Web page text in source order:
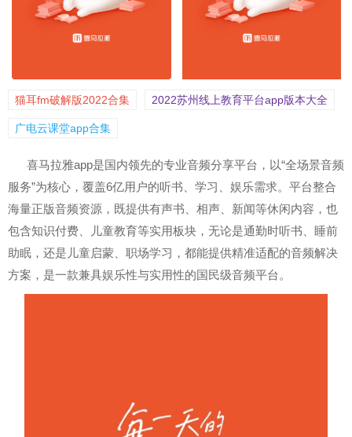
猫耳fm破解版2022合集 2022苏州线上教育平台app版本大全
广电云课堂app合集
喜马拉雅app是国内领先的专业音频分享平台，以“全场景音频
服务”为核心，覆盖6亿用户的听书、学习、娱乐需求。平台整合
海量正版音频资源，既提供有声书、相声、新闻等休闲内容，也
包含知识付费、儿童教育等实用板块，无论是通勤时听书、睡前
助眠，还是儿童启蒙、职场学习，都能提供精准适配的音频解决
方案，是一款兼具娱乐性与实用性的国民级音频平台。